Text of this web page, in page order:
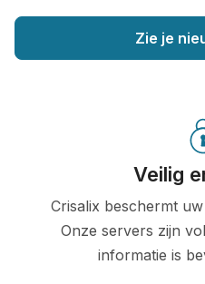
Zie je
Veilig
Crisalix beschermt
Onze servers zijn
informatie is